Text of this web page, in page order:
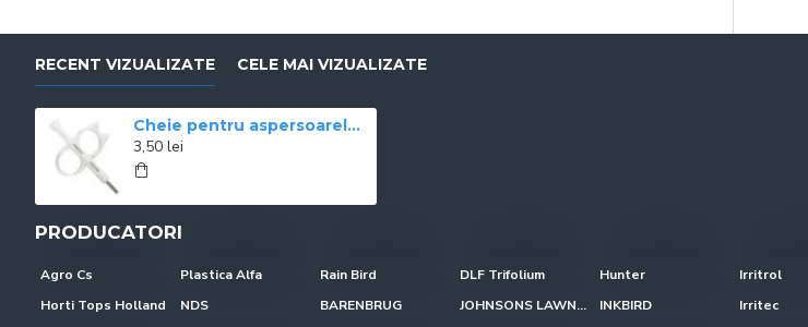
RECENT VIZUALIZATE CELE MAI VIZUALIZATE
Cheie pentru aspersoarele rotative Hunter
3,50 lei
PRODUCATORI
Agro Cs Plastica Alfa Rain Bird DLF Trifolium Hunter Irritrol
Horti Tops Holland
NDS BARENBRUG JOHNSONS LAWN SEED INKBIRD Irritec